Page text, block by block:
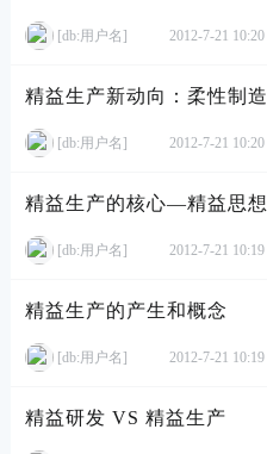
[db:用户名] 2012-7-21 10:20
精益生产新动向：柔性制造
[db:用户名] 2012-7-21 10:20
精益生产的核心—精益思想
[db:用户名] 2012-7-21 10:19
精益生产的产生和概念
[db:用户名] 2012-7-21 10:19
精益研发 VS 精益生产